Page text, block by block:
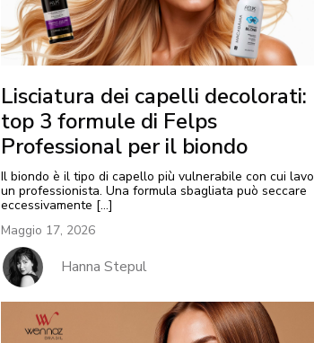
Lisciatura dei capelli decolorati:
top 3 formule di Felps
Professional per il biondo
Il biondo è il tipo di capello più vulnerabile con cui
un professionista. Una formula sbagliata può seccare
eccessivamente […]
Maggio 17, 2026
Hanna Stepul